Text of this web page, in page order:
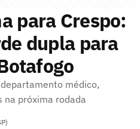
para Crespo:
dupla para
médico,
na próxima rodada